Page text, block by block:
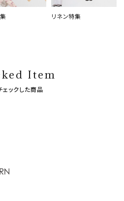
リネン特集
Item
ェックした商品